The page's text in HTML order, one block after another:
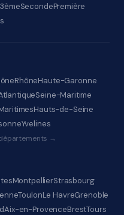
3èmeSecondePremière
RhôneHaute-Garonne
Seine-Maritime
Hauts-de-Seine
Yvelines
→
MontpellierStrasbourg
ToulonLe HavreGrenoble
Aix-en-ProvenceBrestTours